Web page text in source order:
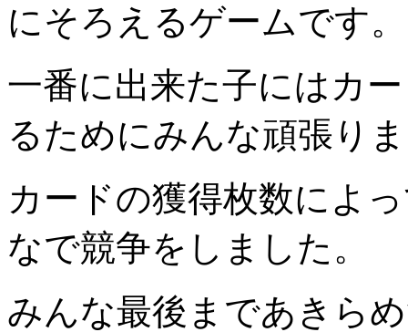
にそろえるゲームです。
一番に出来た子にはカ
るためにみんな頑張り
カードの獲得枚数によ
なで競争をしました。
みんな最後まであきら